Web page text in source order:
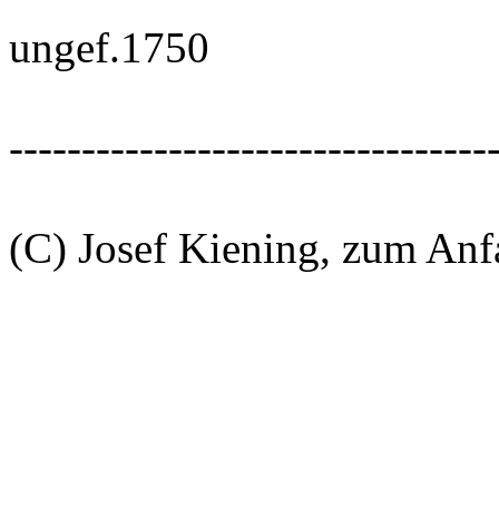
ungef.1750
(C) Josef Kiening, zum